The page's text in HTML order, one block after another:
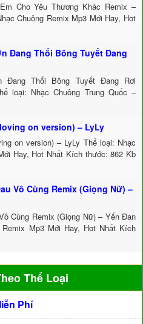
Cho Yêu Thương Khác Remix –
Chuông Remix Mp3 Mới Hay, Hot
Đang Thổi Bông Tuyết Đang
Đang Thổi Bông Tuyết Đang Rơi
loại: Nhạc Chuông Trung Quốc –
on version) – LyLy
on version) – LyLy Thể loại: Nhạc
Hay, Hot Nhất Kích thước: 862 Kb
Vô Cùng Remix (Giọng Nữ) –
Cùng Remix (Giọng Nữ) – Yến Đan
Mp3 Mới Hay, Hot Nhất Kích
Thể Loại
Phí